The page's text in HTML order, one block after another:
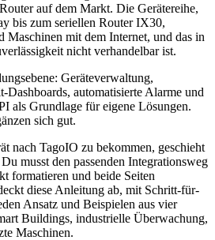
auf dem Markt. Die Gerätereihe,
bis zum seriellen Router IX30,
Maschinen mit dem Internet, und das in
nicht verhandelbar ist.
Geräteverwaltung,
Dashboards, automatisierte Alarme und
als Grundlage für eigene Lösungen.
sich gut.
nach TagoIO zu bekommen, geschieht
musst den passenden Integrationsweg
formatieren und beide Seiten
diese Anleitung ab, mit Schritt-für-
Ansatz und Beispielen aus vier
Buildings, industrielle Überwachung,
Maschinen.